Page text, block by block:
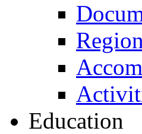
Education